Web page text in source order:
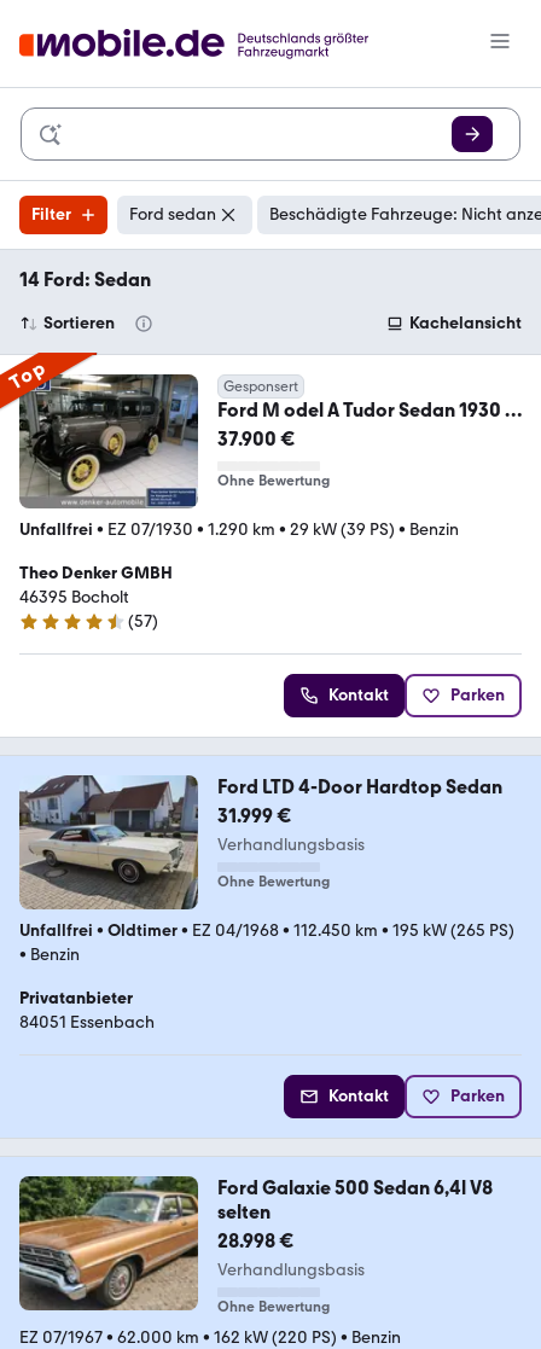
Filter Ford sedan Beschädigte Fahrzeuge: Nicht
14 Ford: Sedan
Sortieren Kachelansicht
Top Gesponsert
Ford M odel A Tudor Sedan 1930 H
Kennzeichen
37.900 €
Ohne Bewertung
Unfallfrei • EZ 07/1930 • 1.290 km • 29 kW (39 PS) • Benzin
Theo Denker GMBH
46395 Bocholt
4.4 Sterne
(57)
Kontakt Parken
Ford LTD 4-Door Hardtop Sedan
31.999 €
Verhandlungsbasis
Ohne Bewertung
Unfallfrei • Oldtimer• EZ 04/1968• 112.450 km • 195 kW (265 PS)
• Benzin
Privatanbieter
84051 Essenbach
Kontakt Parken
Ford Galaxie 500 Sedan 6,4l V8
selten
28.998 €
Verhandlungsbasis
Ohne Bewertung
EZ 07/1967• 62.000 km • 162 kW (220 PS) • Benzin